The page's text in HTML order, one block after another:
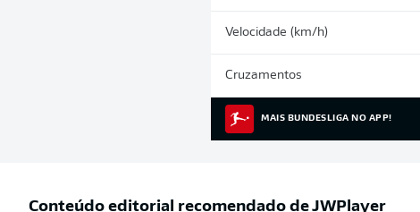
Velocidade (km/h)
Cruzamentos
MAIS BUNDESLIGA NO APP!
Conteúdo editorial recomendado deJWPlayer